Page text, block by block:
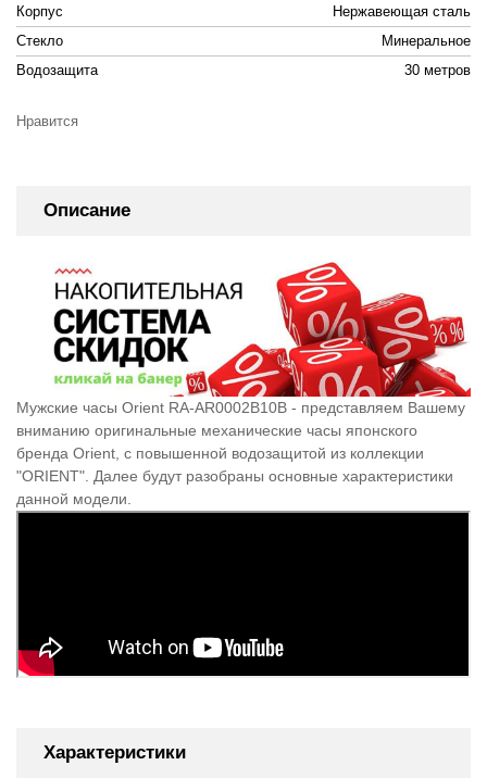
Корпус
Нержавеющая сталь
Стекло
Минеральное
Водозащита
30 метров
Нравится
Описание
Мужские часы Orient RA-AR0002B10B - представляем Вашему
вниманию оригинальные механические часы японского
бренда Orient, c повышенной водозащитой из коллекции
"ORIENT". Далее будут разобраны основные характеристики
данной модели.
Характеристики